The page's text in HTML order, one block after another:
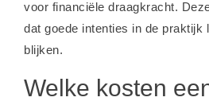
voor financiële draagkracht.
dat goede intenties in de praktijk
blijken.
Welke kosten